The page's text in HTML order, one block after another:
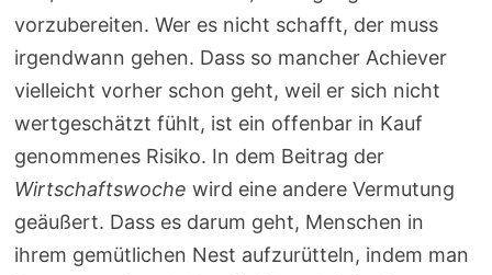
vorzubereiten. Wer es nicht schafft, der muss
irgendwann gehen. Dass so mancher Achiever
vielleicht vorher schon geht, weil er sich nicht
wertgeschätzt fühlt, ist ein offenbar in Kauf
genommenes Risiko. In dem Beitrag der
Wirtschaftswochewird eine andere Vermutung
geäußert. Dass es darum geht, Menschen in
ihrem gemütlichen Nest aufzurütteln, indem man